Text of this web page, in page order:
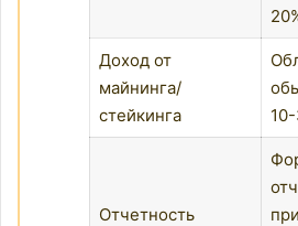
Доход от
майнинга/
стейкинга
Отчетность